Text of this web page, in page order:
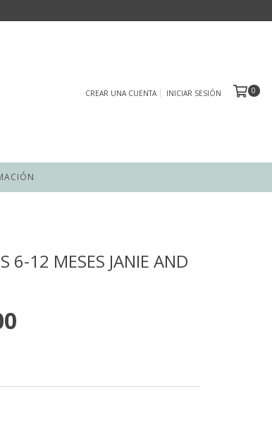
CREAR UNA CUENTA INICIAR SESIÓN 0
6-12 MESES JANIE AND